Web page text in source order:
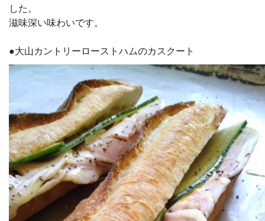
した。
滋味深い味わいです。
●大山カントリーローストハムのカスクート